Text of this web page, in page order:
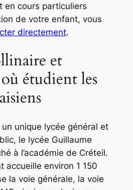
en cours particuliers
de votre enfant, vous
directement.
et
étudient les
unique lycée général et
le lycée Guillaume
à l’académie de Créteil.
accueille environ 1 150
la voie générale, la voie